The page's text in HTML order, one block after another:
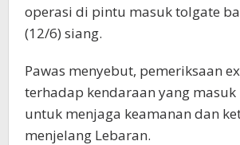
operasi di pintu masuk tolgate
(12/6) siang.
Pawas menyebut, pemeriksaan
terhadap kendaraan yang masuk
untuk menjaga keamanan dan
menjelang Lebaran.